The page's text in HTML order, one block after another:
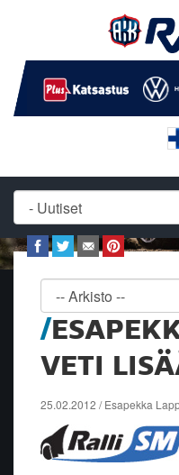
VETI
25.02.2012 / Esapekka